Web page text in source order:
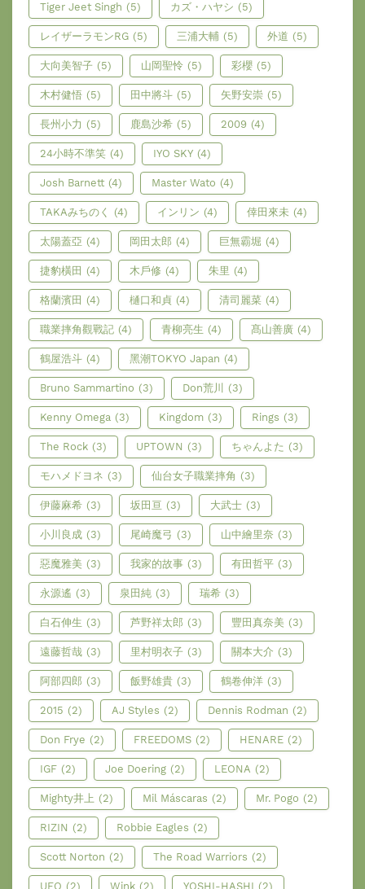
Tiger Jeet Singh (5) カズ・ハヤシ (5)
レイザーラモンRG (5) 三浦大輔 (5) 外道 (5)
大向美智子 (5) 山岡聖怜 (5) 彩櫻 (5)
木村健悟 (5) 田中將斗 (5) 矢野安崇 (5)
長州小力 (5) 鹿島沙希 (5) 2009 (4)
24小時不準笑 (4) IYO SKY (4)
Josh Barnett (4) Master Wato (4)
TAKAみちのく (4) インリン (4) 倖田來未 (4)
太陽蓋亞 (4) 岡田太郎 (4) 巨無霸堀 (4)
捷豹橫田 (4) 木戶修 (4) 朱里 (4)
格蘭濱田 (4) 樋口和貞 (4) 清司麗菜 (4)
職業摔角觀戰記 (4) 青柳亮生 (4) 髙山善廣 (4)
鶴屋浩斗 (4) 黑潮TOKYO Japan (4)
Bruno Sammartino (3) Don荒川 (3)
Kenny Omega (3) Kingdom (3) Rings (3)
The Rock (3) UPTOWN (3) ちゃんよた (3)
モハメドヨネ (3) 仙台女子職業摔角 (3)
伊藤麻希 (3) 坂田亘 (3) 大武士 (3)
小川良成 (3) 尾崎魔弓 (3) 山中繪里奈 (3)
惡魔雅美 (3) 我家的故事 (3) 有田哲平 (3)
永源遙 (3) 泉田純 (3) 瑞希 (3)
白石伸生 (3) 芦野祥太郎 (3) 豐田真奈美 (3)
遠藤哲哉 (3) 里村明衣子 (3) 關本大介 (3)
阿部四郎 (3) 飯野雄貴 (3) 鶴卷伸洋 (3)
2015 (2) AJ Styles (2) Dennis Rodman (2)
Don Frye (2) FREEDOMS (2) HENARE (2)
IGF (2) Joe Doering (2) LEONA (2)
Mighty井上 (2) Mil Máscaras (2) Mr. Pogo (2)
RIZIN (2) Robbie Eagles (2)
Scott Norton (2) The Road Warriors (2)
UFO (2) Wink (2) YOSHI-HASHI (2)